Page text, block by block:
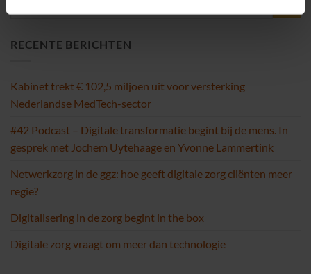
RECENTE BERICHTEN
Kabinet trekt € 102,5 miljoen uit voor versterking
Nederlandse MedTech-sector
#42 Podcast – Digitale transformatie begint bij de mens. In
gesprek met Jochem Uytehaage en Yvonne Lammertink
Netwerkzorg in de ggz: hoe geeft digitale zorg cliënten meer
regie?
Digitalisering in de zorg begint in the box
Digitale zorg vraagt om meer dan technologie